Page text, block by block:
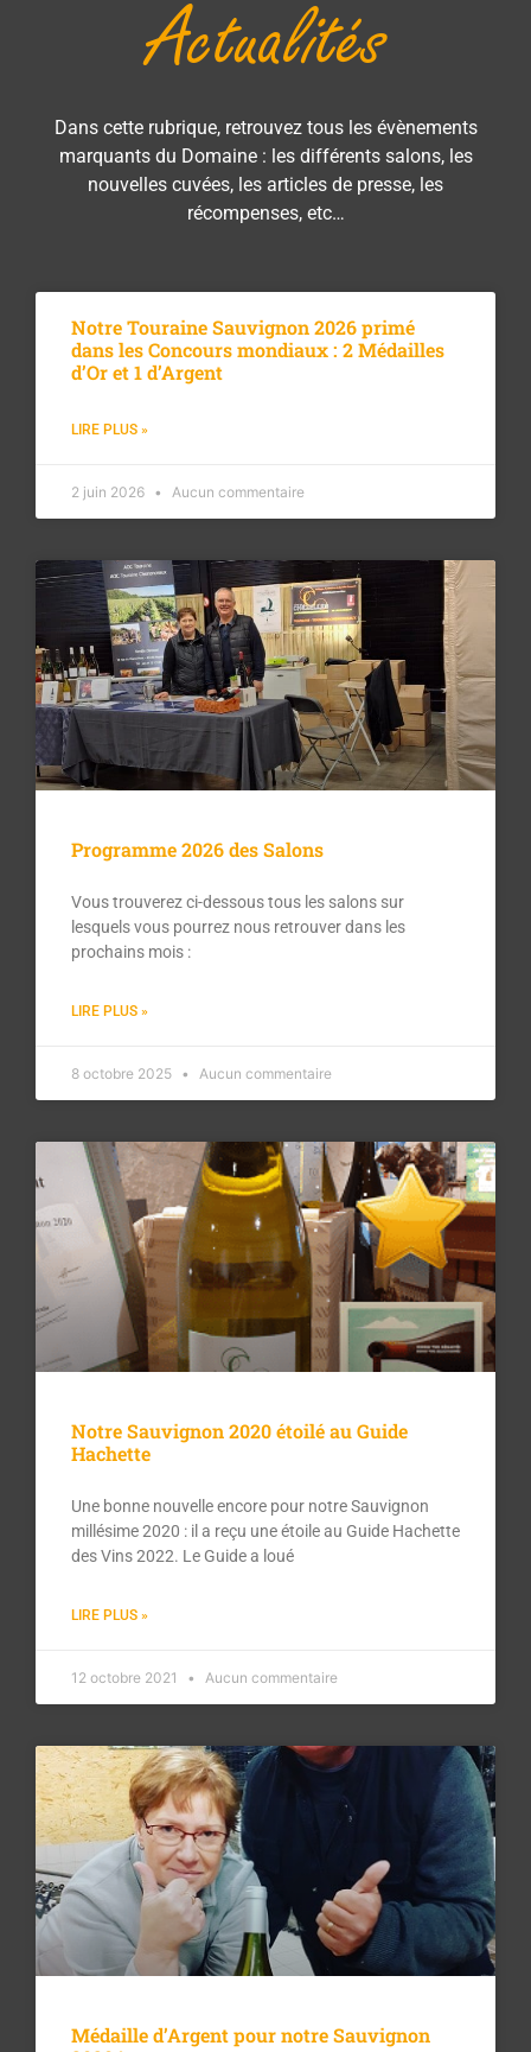
Actualités
Dans cette rubrique, retrouvez tous les évènements
marquants du Domaine : les différents salons, les
nouvelles cuvées, les articles de presse, les
récompenses, etc…
Notre Touraine Sauvignon 2026 primé
dans les Concours mondiaux : 2 Médailles
d’Or et 1 d’Argent
LIRE PLUS »
2 juin 2026 Aucun commentaire
Programme 2026 des Salons
Vous trouverez ci-dessous tous les salons sur
lesquels vous pourrez nous retrouver dans les
prochains mois :
LIRE PLUS »
8 octobre 2025 Aucun commentaire
Notre Sauvignon 2020 étoilé au Guide
Hachette
Une bonne nouvelle encore pour notre Sauvignon
millésime 2020 : il a reçu une étoile au Guide Hachette
des Vins 2022. Le Guide a loué
LIRE PLUS »
12 octobre 2021 Aucun commentaire
Médaille d’Argent pour notre Sauvignon